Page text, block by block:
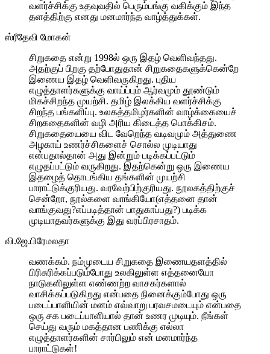
வளர்ச்சிக்கு உதவுவதில் பெரும்பங்கு வகிக்கும் இந்த
தளத்திற்கு எனது மனமார்ந்த வாழ்த்துக்கள்.
ஸ்ரீதேவி மோகன்
சிறுகதை என்று 1998ல் ஒரு இதழ் வெளிவந்தது.
அதற்குப் பிறகு தற்போதுதான் சிறுகதைகளுக்கென்றே
இணைய இதழ் வெளிவருகிறது. புதிய
எழுத்தாளர்களுக்கு வாய்ப்பும் ஆர்வமும் தூண்டும்
மிகச்சிறந்த முயற்சி. தமிழ் இலக்கிய வளர்ச்சிக்கு
சிறந்த பங்களிப்பு. உலகத்தமிழர்களின் வாழ்க்கையைச்
சிறகதைகளின் வழி அரிய கிடைத்த பொக்கிசம்.
சிறுகதையையை விட வேறெந்த வடிவமும் அத்துணை
அழகாய் உணர்ச்சிகளைச் சொல்ல முடியாது
என்பதால்தான் அது இன்றும் படிக்கப்பட்டும்
எழுதப்பட்டும் வருகிறது. இதற்கென்று ஒரு இணைய
இதழைத் தொடங்கிய தங்களின் முயற்சி
பாராட்டுக்குரியது. வரவேற்பிற்குரியது. நூலகத்திற்குச்
சென்றோ, நூல்களை வாங்கியோ(எத்தனை தான்
வாங்குவது?எப்படித்தான் பாதுகாப்பது?) படிக்க
முடியாதவர்களுக்கு இது வரப்பிரசாதம்.
வி.ஜே.பிரேமலதா
வணக்கம். நம்முடைய சிறுகதை இணையதளத்தில்
பிரிசுரிக்கப்படும்போது உலகிலுள்ள எத்தனையோ
நாடுகளிலுள்ள எண்ணற்ற வாசகர்களால்
வாசிக்கப்படுகிறது என்பதை நினைக்கும்போது ஒரு
படைப்பாளியின் மனம் எவ்வாறு பரவசமடையும் என்பதை
ஒரு சக படைப்பாளியால் தான் உணர முடியும். நீங்கள்
செய்து வரும் மகத்தான பணிக்கு எல்லா
எழுத்தாளர்களின் சார்பிலும் என் மனமார்ந்த
பாராட்டுகள்!